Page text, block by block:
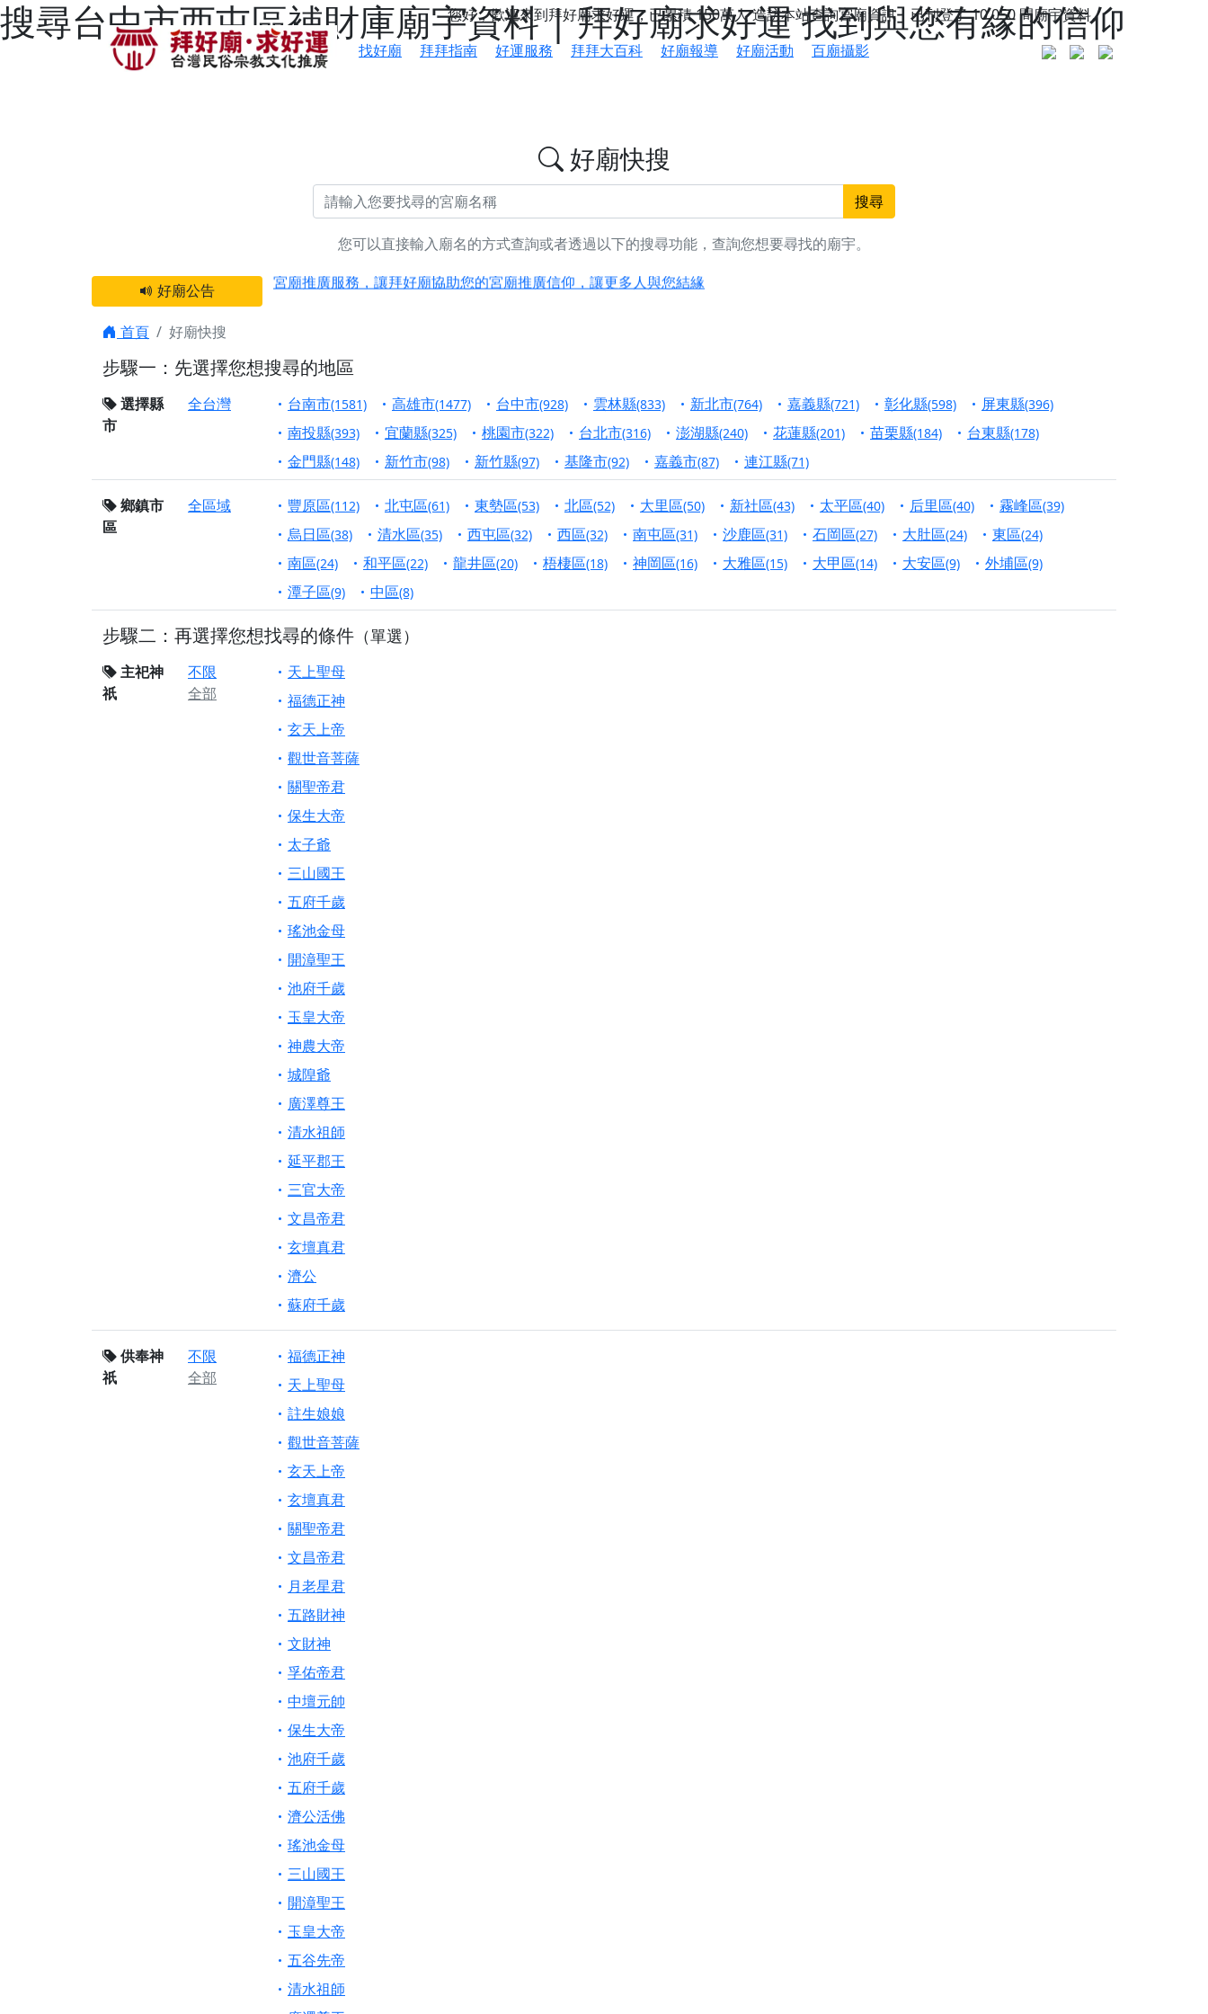
搜尋台中市西屯區補財庫廟宇資料 | 拜好廟求好運 找到與您有緣的信仰
您好，歡迎來到拜好廟求好運，已累積150萬人造訪本站查詢宮廟資訊，已刊登了10,050間廟宇資料。
找好廟
拜拜指南 好運服務 拜拜大百科 好廟報導 好廟活動 百廟攝影
好廟快搜
搜尋
您可以直接輸入廟名的方式查詢或者透過以下的搜尋功能，查詢您想要尋找的廟宇。
好廟公告
感謝 【新竹縣新豐鄉 池和宮】 贊助支持我們推廣台灣民俗宗教文化
宮廟推廣服務，讓拜好廟協助您的宮廟推廣信仰，讓更多人與您結緣
【屏東縣獅子鄉 楓港清華山聖天宮】驪山母娘聖誕暨中元普渡大法會，誠邀十方善信大德，一同回到母娘慈悲座前，祈福納祥、慎
終追遠、廣植福田
【桃園市 桃園蓮華寺】盂蘭盆中元報恩法會，這場法會不只是超薦與普渡，更是一份對祖先的感恩、對親人的思念，也是為家人祈
願平安順遂的慈悲心意。
【桃園龜山 慈恩宮】丙午年梁皇寶懺法會，一念虔誠禮寶懺，一分懺悔植福田，誠邀十方善信大德共同參與。
【新北貢寮 南極玉明殿】中元普渡大法會，誠摯歡迎十方善信大德隨喜贊普，為祖先親眷祈求安息，也為自身與家人累積福德、種
下善緣。
【桃園慈善宮(天公廟)】中元普渡交給專業的來，省時省力又積福！「玉皇大帝 大天尊」 親自坐鎮主法！幫你累積的功德福報自然
是「超級加倍」！
【台北北投 福慶宮】慶讚中元普渡法會，誠摯邀請十方善信大德，一同回到北投土地公埔，祈願闔家平安、地方祥和、福運綿長。
【桃園龜山 慈恩宮】瑤池金母聖誕祝壽盛典，邀請十方善信大德蒞臨參香祝壽，同沐母娘慈光，共祈平安吉祥
【桃園龜山 慈恩宮】丙午年慶讚中元普渡法會，正是讓我們用善念與功德，迴向冥陽兩利、闔家平安的殊勝因緣。
【新北八里 紫德宮】丙午年中元普渡讚普超薦法會，普施眾生・慎終追遠・廣植福田
【台北北投金虎爺會】父親節陪爸爸一起闖關趣，邀請大小朋友一起留下珍貴的家庭回憶
【新北八里 紫德宮】父親節奉茶感恩活動，一杯茶，一份心意；一句感謝，一生難忘。
歡迎友廟長官、小編加入我們LINE官方帳號，讓我們協助您的廟宇推廣。
歡迎信眾分享您前往廟宇的參拜體驗，推廣您的信仰
首頁 好廟快搜
步驟一：先選擇您想搜尋的地區
選擇縣
市
全台灣 台南市(1581) 高雄市(1477) 台中市(928) 雲林縣(833) 新北市(764) 嘉義縣(721) 彰化縣(598) 屏東縣(396)
南投縣(393) 宜蘭縣(325) 桃園市(322) 台北市(316) 澎湖縣(240) 花蓮縣(201) 苗栗縣(184) 台東縣(178)
金門縣(148) 新竹市(98) 新竹縣(97) 基隆市(92) 嘉義市(87) 連江縣(71)
鄉鎮市
區
全區域 豐原區(112) 北屯區(61) 東勢區(53) 北區(52) 大里區(50) 新社區(43) 太平區(40) 后里區(40) 霧峰區(39)
烏日區(38) 清水區(35) 西屯區(32) 西區(32) 南屯區(31) 沙鹿區(31) 石岡區(27) 大肚區(24) 東區(24)
南區(24) 和平區(22) 龍井區(20) 梧棲區(18) 神岡區(16) 大雅區(15) 大甲區(14) 大安區(9) 外埔區(9)
潭子區(9) 中區(8)
步驟二：再選擇您想找尋的條件 （單選）
主祀神
祇
不限
全部
天上聖母
福德正神
玄天上帝
觀世音菩薩
關聖帝君
保生大帝
太子爺
三山國王
五府千歲
瑤池金母
開漳聖王
池府千歲
玉皇大帝
神農大帝
城隍爺
廣澤尊王
清水祖師
延平郡王
三官大帝
文昌帝君
玄壇真君
濟公
蘇府千歲
供奉神
祇
不限
全部
福德正神
天上聖母
註生娘娘
觀世音菩薩
玄天上帝
玄壇真君
關聖帝君
文昌帝君
月老星君
五路財神
文財神
孚佑帝君
中壇元帥
保生大帝
池府千歲
五府千歲
濟公活佛
瑤池金母
三山國王
開漳聖王
玉皇大帝
五谷先帝
清水祖師